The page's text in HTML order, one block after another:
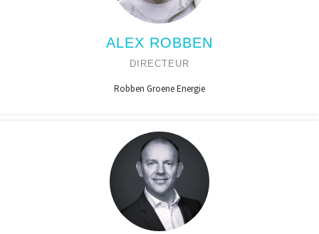
ALEX ROBBEN
DIRECTEUR
Robben Groene Energie